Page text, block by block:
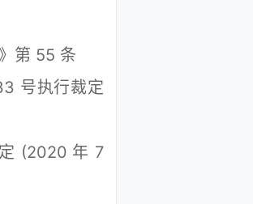
第 55 条
号执行裁定
(2020 年 7